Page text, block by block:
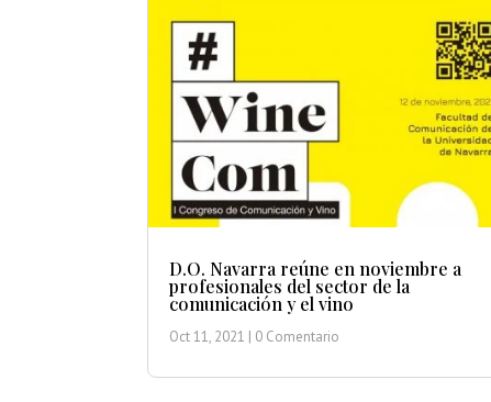
D.O. Navarra reúne en noviembre a
profesionales del sector de la
comunicación y el vino
Oct 11, 2021 | 0 Comentario